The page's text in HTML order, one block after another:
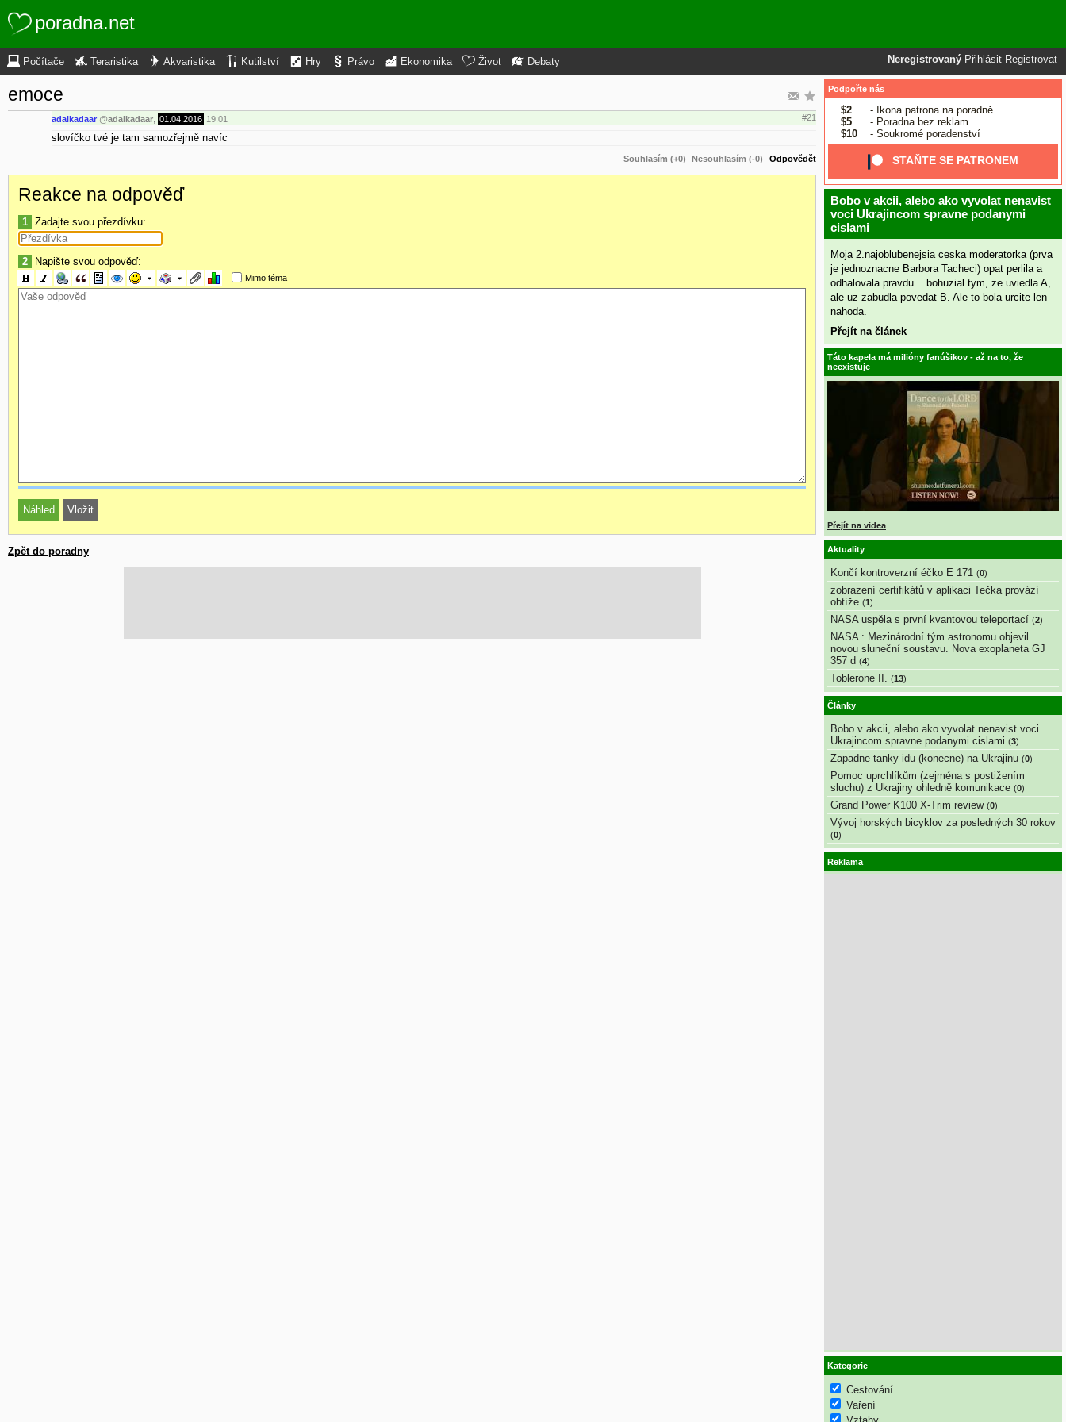
poradna.net
Neregistrovaný Přihlásit Registrovat
Počítače Teraristika Akvaristika Kutilství Hry Právo Ekonomika Život Debaty
emoce
adalkadaar @adalkadaar 01.04.2016 19:01 #21
slovíčko tvé je tam samozřejmě navíc
Souhlasím (+0) Nesouhlasím (-0) Odpovědět
Reakce na odpověď
1 Zadajte svou přezdívku:
2 Napište svou odpověď:
Mimo téma
Zpět do poradny
Podpořte nás
$2
- Ikona patrona na poradně
$5
- Poradna bez reklam
$10
- Soukromé poradenství
STAŇTE SE PATRONEM
Bobo v akcii, alebo ako vyvolat nenavist
voci Ukrajincom spravne podanymi
cislami
Moja 2.najoblubenejsia ceska moderatorka (prva
je jednoznacne Barbora Tacheci) opat perlila a
odhalovala pravdu....bohuzial tym, ze uviedla A,
ale uz zabudla povedat B. Ale to bola urcite len
nahoda.
Přejít na článek
Táto kapela má milióny fanúšikov - až na to, že
neexistuje
Přejít na videa
Aktuality
Končí kontroverzní éčko E 171 (0)
zobrazení certifikátů v aplikaci Tečka provází
obtíže (1)
NASA uspěla s první kvantovou teleportací (2)
NASA : Mezinárodní tým astronomu objevil
novou sluneční soustavu. Nova exoplaneta GJ
357 d (4)
Toblerone II. (13)
Články
Bobo v akcii, alebo ako vyvolat nenavist voci
Ukrajincom spravne podanymi cislami (3)
Zapadne tanky idu (konecne) na Ukrajinu (0)
Pomoc uprchlíkům (zejména s postižením
sluchu) z Ukrajiny ohledně komunikace (0)
Grand Power K100 X-Trim review (0)
Vývoj horských bicyklov za posledných 30 rokov
(0)
Reklama
Kategorie
Cestování
Vaření